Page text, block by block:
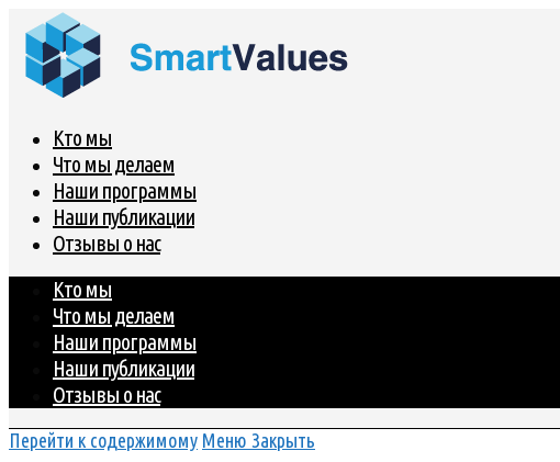
Кто мы
Что мы делаем
Наши программы
Наши публикации
Отзывы о нас
Кто мы
Что мы делаем
Наши программы
Наши публикации
Отзывы о нас
Перейти к содержимому Меню Закрыть